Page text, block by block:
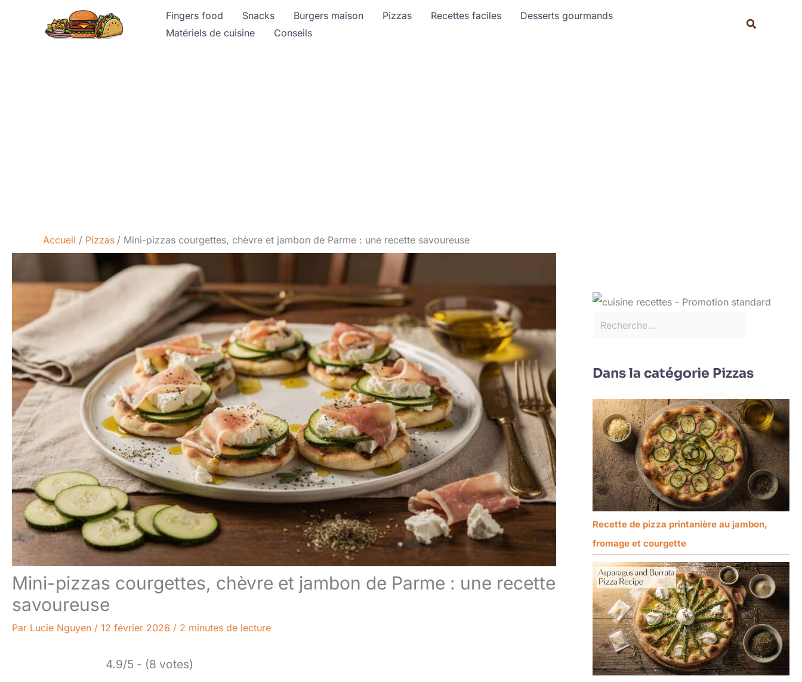
Fingers food Snacks Burgers maison Pizzas Recettes faciles
Desserts gourmands
Matériels de cuisine
Conseils
Accueil Pizzas Mini-pizzas courgettes, chèvre et jambon de Parme : une recette savoureuse
Mini-pizzas courgettes, chèvre et jambon de Parme : une recette
savoureuse
Par Lucie Nguyen / 12 février 2026 / 2 minutes de lecture
4.9/5 - (8 votes)
Rechercher
Dans la catégorie Pizzas
Recette de pizza printanière au jambon,
fromage et courgette